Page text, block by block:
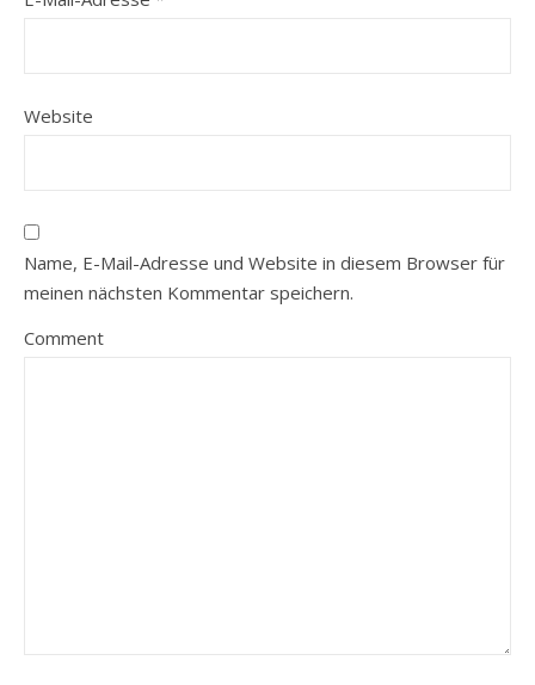
Website
Name, E-Mail-Adresse und Website in diesem Browser für
meinen nächsten Kommentar speichern.
Comment